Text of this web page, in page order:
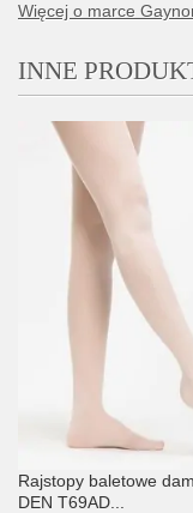
Więcej o marce
INNE
Rajstopy baletowe
DEN T69AD...